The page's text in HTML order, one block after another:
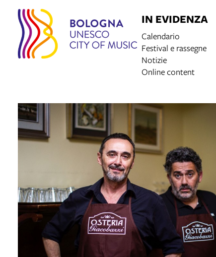
IN EVIDENZA
Calendario
Festival e rassegne
Notizie
Online content